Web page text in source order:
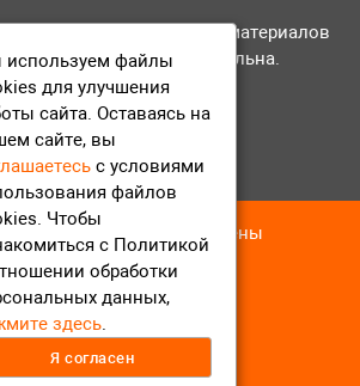
использовании материалов
на tvr24.tv обязательна.
04-95
ТВР24 Все права защищены
файлы
для улучшения
сайта. Оставаясь на
сайте, вы
с условиями
файлов
Чтобы
с Политикой
обработки
данных,
здесь.
Я согласен